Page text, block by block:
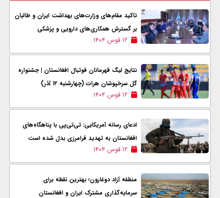
تاکید مقام‌های وزارت‌های بهداشت ایران و طالبان
بر گسترش همکاری‌های دارویی و پزشکی
۱۲ قوس ۱۴۰۴
نتایج لیگ قهرمانان فوتبال افغانستان | جشنواره
گل سرخپوشان هرات (چهارشنبه ۱۲ آذر)
۱۲ قوس ۱۴۰۴
ادعای رسانه آمریکایی: تی‌تی‌پی با پناهگاه‌های
افغانستان به تهدید فرامرزی بدل شده است
۱۲ قوس ۱۴۰۴
منطقه آزاد دوغارون؛ بهترین نقطه برای
سرمایه‌گذاری مشترک ایران و افغانستان